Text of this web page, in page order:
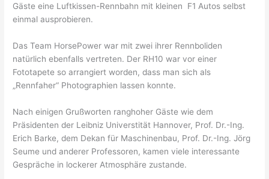
Gäste eine Luftkissen-Rennbahn mit kleinen F1 Autos selbst
einmal ausprobieren.
Das Team HorsePower war mit zwei ihrer Rennboliden
natürlich ebenfalls vertreten. Der RH10 war vor einer
Fototapete so arrangiert worden, dass man sich als
„Rennfaher“ Photographien lassen konnte.
Nach einigen Grußworten ranghoher Gäste wie dem
Präsidenten der Leibniz Universtität Hannover, Prof. Dr.-Ing.
Erich Barke, dem Dekan für Maschinenbau, Prof. Dr.-Ing. Jörg
Seume und anderer Professoren, kamen viele interessante
Gespräche in lockerer Atmosphäre zustande.